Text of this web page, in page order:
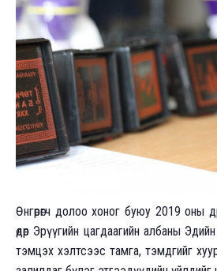
Өнгөрөгч долоо хоног буюу 2019 оны
өдөр Эрүүгийн цагдаагийн албаны
тэмцэх хэлтсээс тамга, тэмдгийг